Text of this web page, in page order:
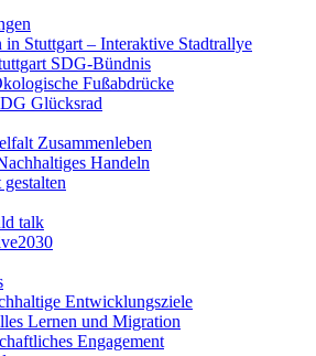
Stuttgart – Interaktive Stadtrallye
SDG-Bündnis
Fußabdrücke
Glücksrad
Zusammenleben
Handeln
talk
Entwicklungsziele
Lernen und Migration
Engagement